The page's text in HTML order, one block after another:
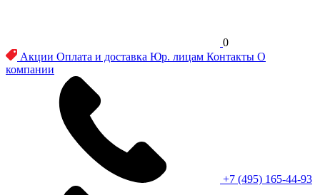
0
Акции Оплата и доставка Юр. лицам Контакты О
компании
+7 (495) 165-44-93